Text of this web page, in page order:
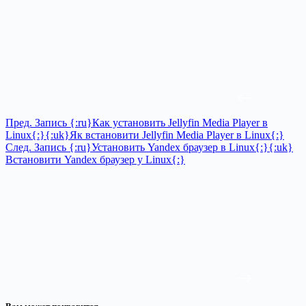
Пред. Запись {:ru}Как установить Jellyfin Media Player в
Linux{:}{:uk}Як встановити Jellyfin Media Player в Linux{:}
След. Запись {:ru}Установить Yandex браузер в Linux{:}{:uk}
Встановити Yandex браузер у Linux{:}